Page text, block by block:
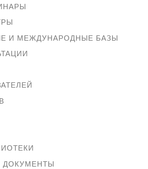
И МЕЖДУНАРОДНЫЕ БАЗЫ